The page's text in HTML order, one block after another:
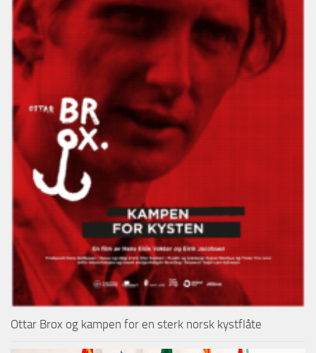
Ottar Brox og kampen for en sterk norsk kystflåte